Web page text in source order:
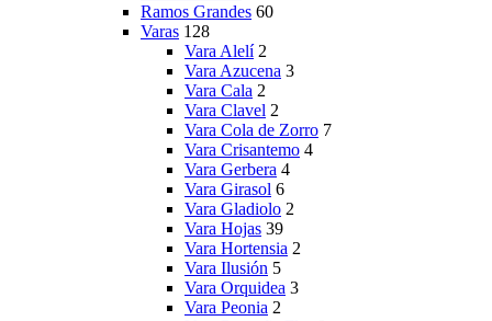
Ramos Grandes 60
Varas 128
Vara Alelí 2
Vara Azucena 3
Vara Cala 2
Vara Clavel 2
Vara Cola de Zorro 7
Vara Crisantemo 4
Vara Gerbera 4
Vara Girasol 6
Vara Gladiolo 2
Vara Hojas 39
Vara Hortensia 2
Vara Ilusión 5
Vara Orquidea 3
Vara Peonia 2